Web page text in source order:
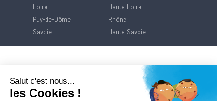
Loire
Haute-Loire
Puy-de-Dôme
Rhône
Savoie
Haute-Savoie
Salut c'est nous...
les Cookies !